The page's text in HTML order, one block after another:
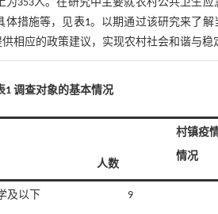
353人。在研究中主要就农村公共卫生应
体措施等，见表1。以期通过该研究来了解
相应的政策建议，实现农村社会和谐与稳
1 调查对象的基本情况
人数
村镇疫
情况
及以下 9